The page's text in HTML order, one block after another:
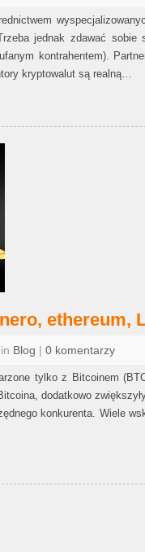
jednak zdawać
kontrahentem).
kryptowalut są realną…
ethereum,
Blog | 0 komentarzy
tylko z Bitcoinem
dodatkowo
konkurenta. Wiele